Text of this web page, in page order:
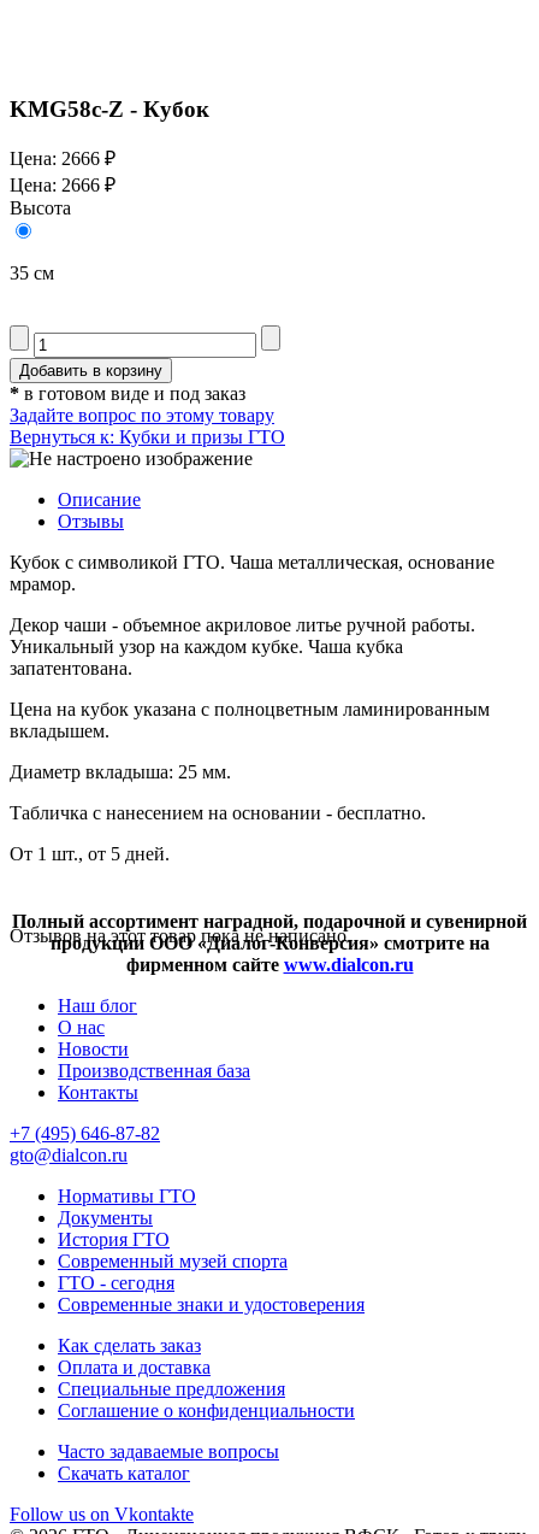
KMG58c-Z - Кубок
Цена: 2666 ₽
Цена: 2666 ₽
Высота
35 см
* в готовом виде и под заказ
Задайте вопрос по этому товару
Вернуться к: Кубки и призы ГТО
Описание
Отзывы
Кубок с символикой ГТО. Чаша металлическая, основание
мрамор.
Декор чаши - объемное акриловое литье ручной работы.
Уникальный узор на каждом кубке. Чаша кубка
запатентована.
Цена на кубок указана с полноцветным ламинированным
вкладышем.
Диаметр вкладыша: 25 мм.
Табличка с нанесением на основании - бесплатно.
От 1 шт., от 5 дней.
Отзывов на этот товар пока не написано.
Полный ассортимент наградной, подарочной и сувенирной
продукции ООО «Диалог-Конверсия» смотрите на
фирменном сайте www.dialcon.ru
Наш блог
О нас
Новости
Производственная база
Контакты
+7 (495) 646-87-82
gto@dialcon.ru
Нормативы ГТО
Документы
История ГТО
Современный музей спорта
ГТО - сегодня
Современные знаки и удостоверения
Как сделать заказ
Оплата и доставка
Специальные предложения
Соглашение о конфиденциальности
Часто задаваемые вопросы
Скачать каталог
Follow us on Vkontakte